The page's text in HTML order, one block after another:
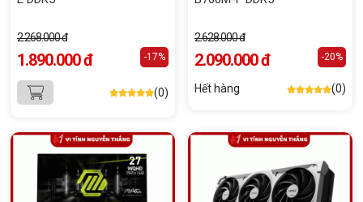
2.268.000 đ
1.890.000 đ -17%
(0)
2.628.000 đ
2.090.000 đ -20%
Hết hàng (0)